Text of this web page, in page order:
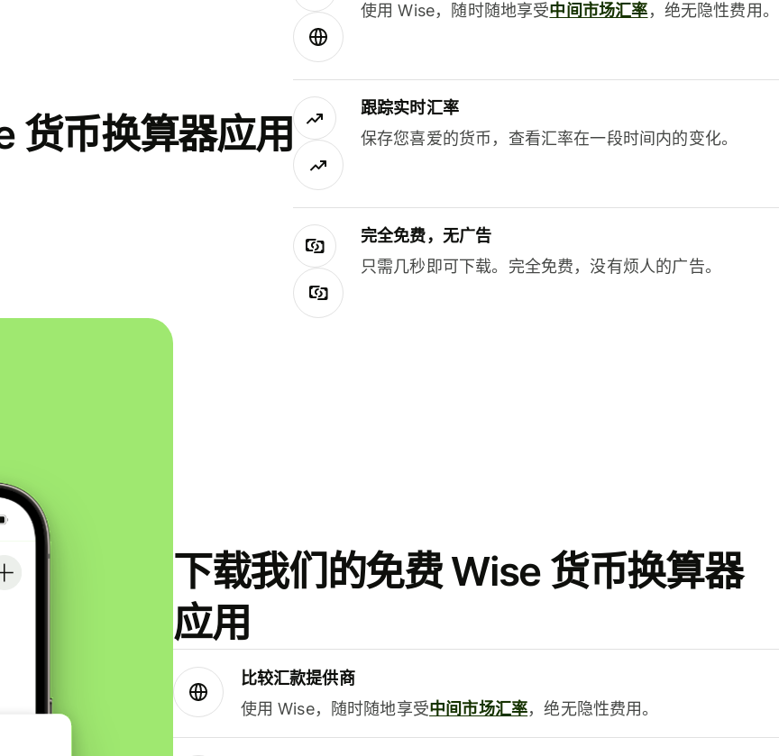
货币换算器应用
使用 Wise，随时随地享受中间市场汇率，绝无隐性费用。
跟踪实时汇率
保存您喜爱的货币，查看汇率在一段时间内的变化。
完全免费，无广告
只需几秒即可下载。完全免费，没有烦人的广告。
下载我们的免费 Wise 货币换算器
应用
比较汇款提供商
使用 Wise，随时随地享受中间市场汇率，绝无隐性费用。